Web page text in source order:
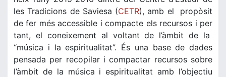
les Tradicions de Saviesa (CETR), amb el propòsit
de fer més accessible i compacte els recursos i per
tant, el coneixement al voltant de l’àmbit de la
“música i la espiritualitat”. És una base de dades
pensada per recopilar i compactar recursos sobre
l’àmbit de la música i espiritualitat amb l’objectiu